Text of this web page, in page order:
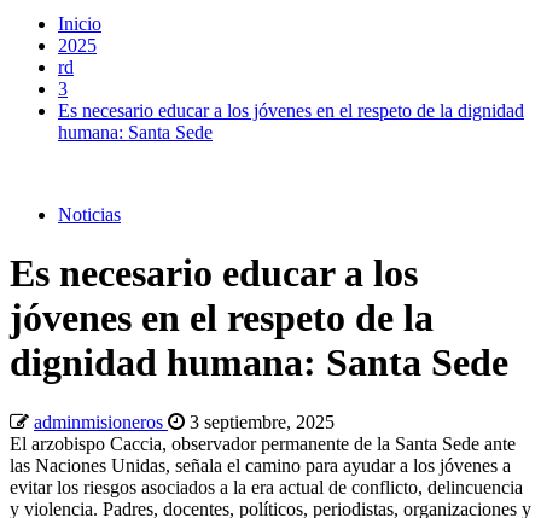
Inicio
2025
rd
3
Es necesario educar a los jóvenes en el respeto de la dignidad
humana: Santa Sede
Noticias
Es necesario educar a los
jóvenes en el respeto de la
dignidad humana: Santa Sede
adminmisioneros
3 septiembre, 2025
El arzobispo Caccia, observador permanente de la Santa Sede ante
las Naciones Unidas, señala el camino para ayudar a los jóvenes a
evitar los riesgos asociados a la era actual de conflicto, delincuencia
y violencia. Padres, docentes, políticos, periodistas, organizaciones y